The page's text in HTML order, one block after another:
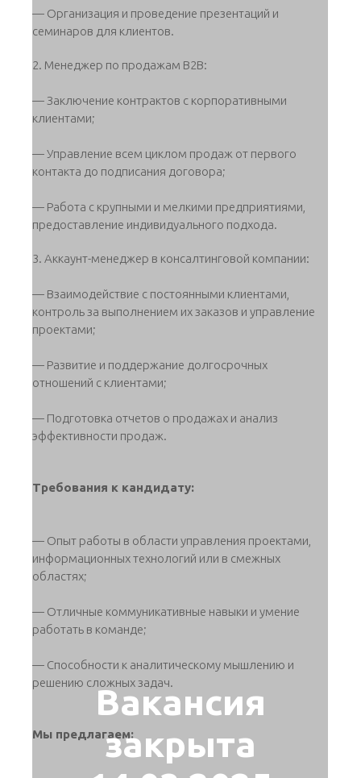
Вакансия
закрыта
— Организация и проведение презентаций и
семинаров для клиентов.
2. Менеджер по продажам B2B:
— Заключение контрактов с корпоративными
клиентами;
— Управление всем циклом продаж от первого
контакта до подписания договора;
— Работа с крупными и мелкими предприятиями,
предоставление индивидуального подхода.
3. Аккаунт-менеджер в консалтинговой компании:
— Взаимодействие с постоянными клиентами,
контроль за выполнением их заказов и управление
проектами;
— Развитие и поддержание долгосрочных
отношений с клиентами;
— Подготовка отчетов о продажах и анализ
эффективности продаж.
Требования к кандидату:
— Опыт работы в области управления проектами,
информационных технологий или в смежных
областях;
— Отличные коммуникативные навыки и умение
работать в команде;
— Способности к аналитическому мышлению и
решению сложных задач.
Мы предлагаем: